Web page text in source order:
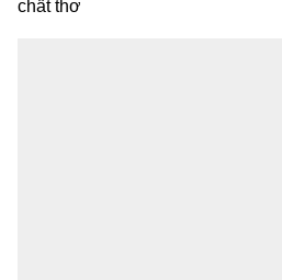
chất thơ